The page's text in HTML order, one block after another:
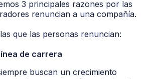
3 principales razones por las
renuncian a una compañía.
que las personas renuncian:
de carrera
buscan un crecimiento